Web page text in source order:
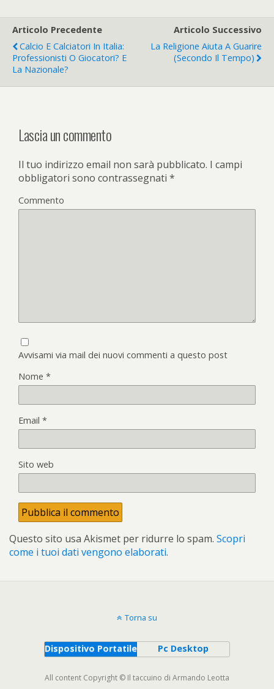
Articolo Precedente
Calcio E Calciatori In Italia:
Professionisti O Giocatori? E
La Nazionale?
Articolo Successivo
La Religione Aiuta A Guarire
(secondo Il Tempo)
Lascia un commento
Il tuo indirizzo email non sarà pubblicato. I campi
obbligatori sono contrassegnati *
Commento
Avvisami via mail dei nuovi commenti a questo post
Nome *
Email *
Sito web
Questo sito usa Akismet per ridurre lo spam. Scopri
come i tuoi dati vengono elaborati.
Torna su
Dispositivo Portatile Pc Desktop
All content Copyright © Il taccuino di Armando Leotta